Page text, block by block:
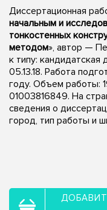
Диссертационная
начальным и
тонкостенных
методом», автор —
к типу: кандидатская
05.13.18. Работа
году. Объем работы:
01003816849. На
сведения о
город, тип работы и